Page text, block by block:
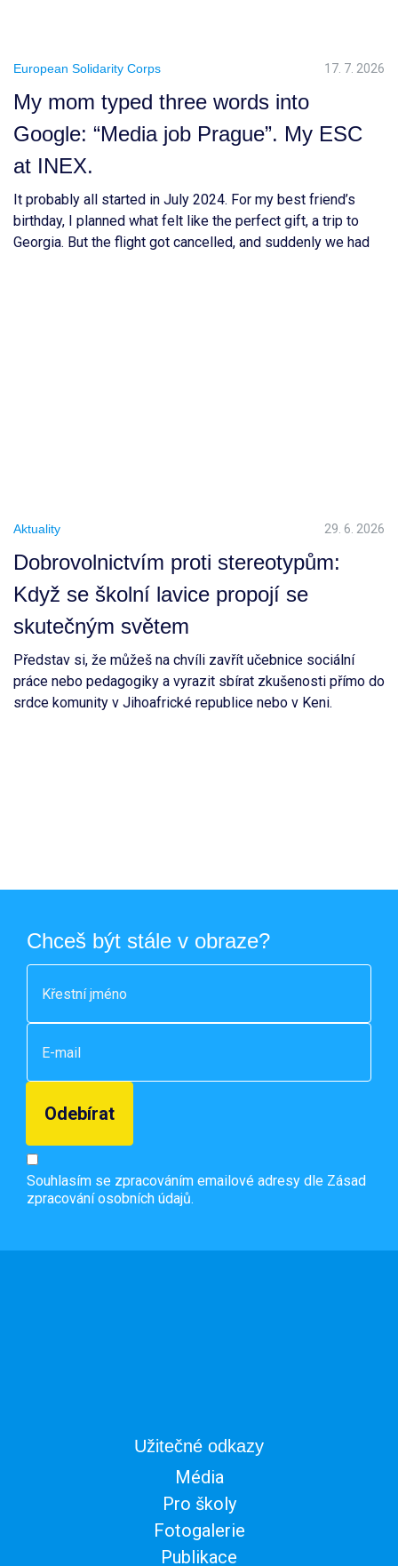
European Solidarity Corps 17. 7. 2026
My mom typed three words into
Google: “Media job Prague”. My ESC
at INEX.
It probably all started in July 2024. For my best friend’s
birthday, I planned what felt like the perfect gift, a trip to
Georgia. But the flight got cancelled, and suddenly we had
Aktuality 29. 6. 2026
Dobrovolnictvím proti stereotypům:
Když se školní lavice propojí se
skutečným světem
Představ si, že můžeš na chvíli zavřít učebnice sociální
práce nebo pedagogiky a vyrazit sbírat zkušenosti přímo do
srdce komunity v Jihoafrické republice nebo v Keni.
Chceš být stále v obraze?
Souhlasím se zpracováním emailové adresy dle Zásad
zpracování osobních údajů.
Užitečné odkazy
Média
Pro školy
Fotogalerie
Publikace